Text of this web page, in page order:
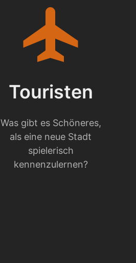
flight
Touristen
Was gibt es Schöneres,
als eine neue Stadt
spielerisch
kennenzulernen?